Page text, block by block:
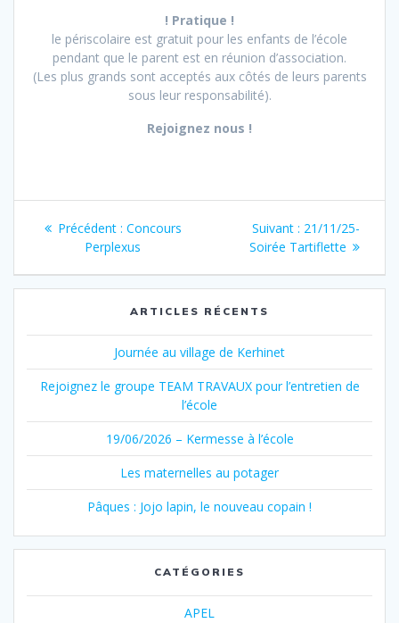
! Pratique !
le périscolaire est gratuit pour les enfants de l’école
pendant que le parent est en réunion d’association.
(Les plus grands sont acceptés aux côtés de leurs parents
sous leur responsabilité).
Rejoignez nous !
Navigation
l’article
Précédent : Article
précédent
Concours
Perplexus
Suivant : Article
suivant
21/11/25-
Soirée Tartiflette
ARTICLES RÉCENTS
Journée au village de Kerhinet
Rejoignez le groupe TEAM TRAVAUX pour l’entretien de
l’école
19/06/2026 – Kermesse à l’école
Les maternelles au potager
Pâques : Jojo lapin, le nouveau copain !
CATÉGORIES
APEL